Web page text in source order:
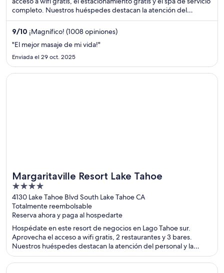
completo. Nuestros huéspedes destacan la atención del
personal en sus opiniones. Estarás muy cerca de atracciones
como Fernie Alpine Resort y Telesquí/aerosilla Elk Quad.
9/10 ¡Magnífico! (1008 opiniones)
"El mejor masaje de mi vida!"
Enviada el 29 oct. 2025
Margaritaville Resort Lake Tahoe
4
out
of
5
4130 Lake Tahoe Blvd South Lake Tahoe CA
Totalmente reembolsable
Reserva ahora y paga al hospedarte
Hospédate en este resort de negocios en Lago Tahoe sur.
Aprovecha el acceso a wifi gratis, 2 restaurantes y 3 bares.
Nuestros huéspedes destacan la atención del personal y la
limpieza de las habitaciones en sus opiniones. Estarás muy cerca
de atracciones como Góndola Heavenly y Caesars Republic Lake
Se abre en una nueva ventana
Margaritaville Resort Lake Tahoe
Se abre en una nueva ventana
Elevation Hotel & Spa